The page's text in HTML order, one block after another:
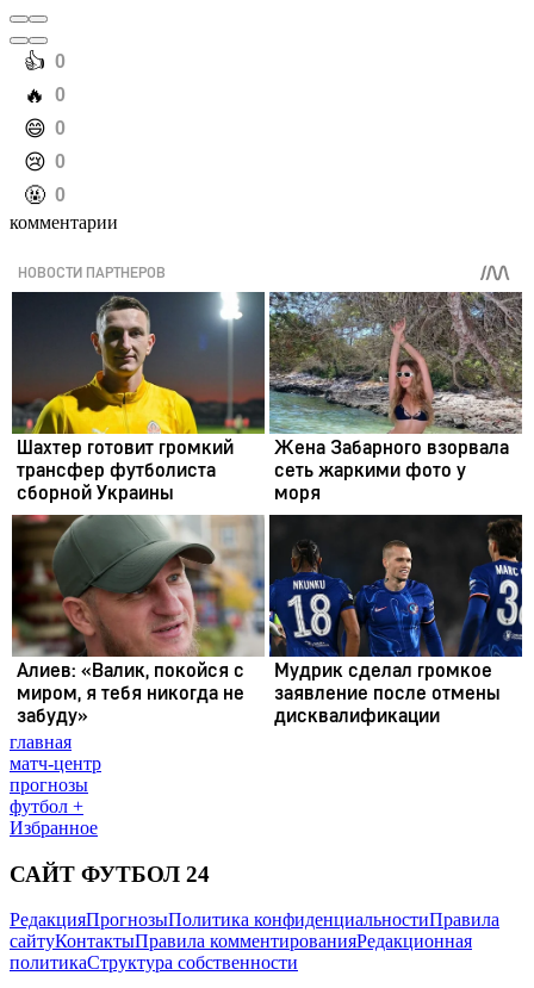
️👍 0
️🔥 0
️😄 0
️😢 0
️🤬 0
комментарии
главная
матч-центр
прогнозы
футбол +
Избранное
САЙТ ФУТБОЛ 24
РедакцияПрогнозыПолитика конфиденциальностиПравила
сайтуКонтактыПравила комментированияРедакционная
политикаСтруктура собственности